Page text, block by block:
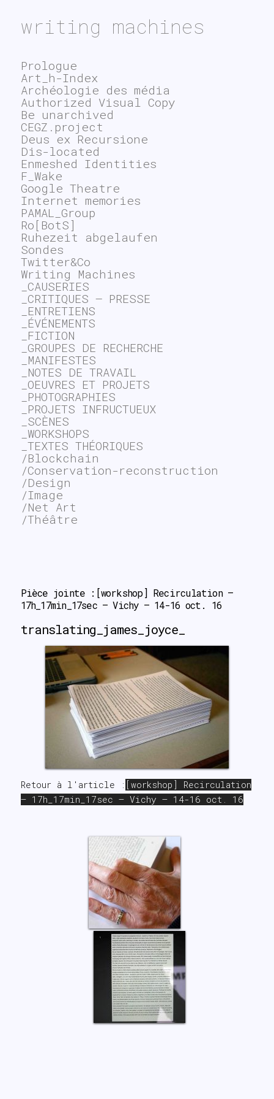
writing machines
Pièce jointe :[workshop] Recirculation –
17h_17min_17sec – Vichy – 14-16 oct. 16
translating_james_joyce_
Retour à l'article : [workshop] Recirculation
– 17h_17min_17sec – Vichy – 14-16 oct. 16
Prologue
Art_h-Index
Archéologie des média
Authorized Visual Copy
Be unarchived
CEGZ.project
Deus ex Recursione
Dis-located
Enmeshed Identities
F_Wake
Google Theatre
Internet memories
PAMAL_Group
Ro[BotS]
Ruhezeit abgelaufen
Sondes
Twitter&Co
Writing Machines
_CAUSERIES
_CRITIQUES – PRESSE
_ENTRETIENS
_ÉVÉNEMENTS
_FICTION
_GROUPES DE RECHERCHE
_MANIFESTES
_NOTES DE TRAVAIL
_OEUVRES ET PROJETS
_PHOTOGRAPHIES
_PROJETS INFRUCTUEUX
_SCÈNES
_WORKSHOPS
_TEXTES THÉORIQUES
/Blockchain
/Conservation-reconstruction
/Design
/Image
/Net Art
/Théâtre